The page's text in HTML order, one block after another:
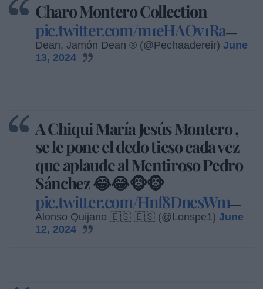
Charo Montero Collection
pic.twitter.com/m1eHAOv1Ra—
Dean, Jamón Dean ® (@Pechaadereir) June
13, 2024
A Chiqui María Jesús Montero ,
se le pone el dedo tieso cada vez
que aplaude al Mentiroso Pedro
Sánchez 😂😂🐵🐵
pic.twitter.com/Hnf8DnesWm—
Alonso Quijano 🇪🇸 🇪🇸 (@Lonspe1) June
12, 2024